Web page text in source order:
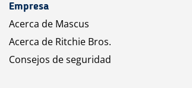
Empresa
Acerca de Mascus
Acerca de Ritchie Bros.
Consejos de seguridad